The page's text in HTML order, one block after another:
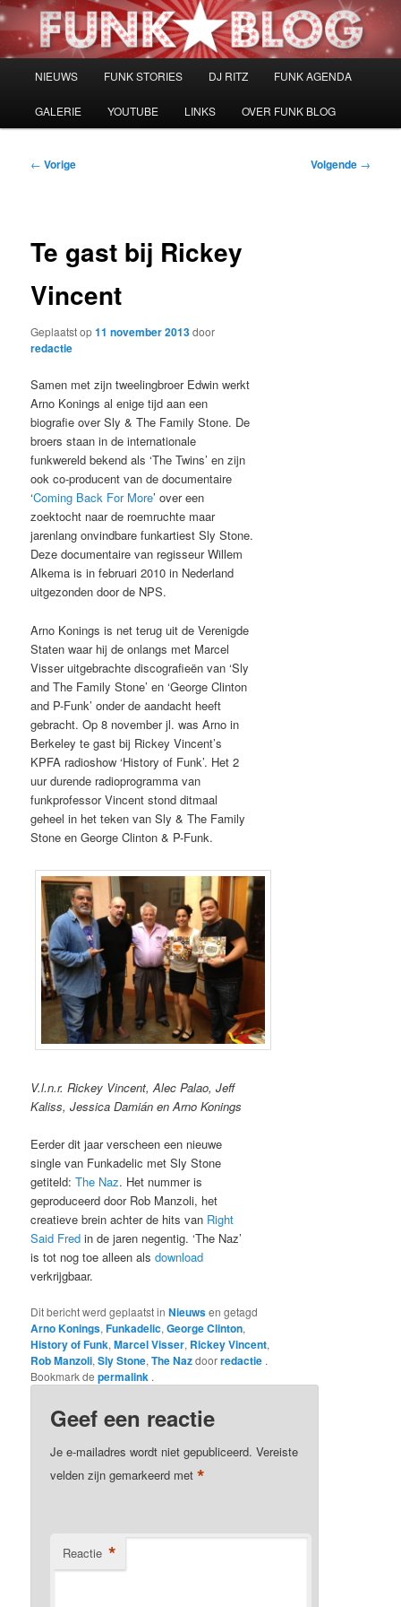
Spring
naar
NIEUWS FUNK STORIES DJ RITZ FUNK AGENDA
GALERIE YOUTUBE LINKS OVER FUNK BLOG
Bericht
← Vorige Volgende →
Te gast bij Rickey
Vincent
Geplaatst op11 november 2013door
redactie
Samen met zijn tweelingbroer Edwin werkt
Arno Konings al enige tijd aan een
biografie over Sly & The Family Stone. De
broers staan in de internationale
funkwereld bekend als ‘The Twins’ en zijn
ook co-producent van de documentaire
‘Coming Back For More’ over een
zoektocht naar de roemruchte maar
jarenlang onvindbare funkartiest Sly Stone.
Deze documentaire van regisseur Willem
Alkema is in februari 2010 in Nederland
uitgezonden door de NPS.
Arno Konings is net terug uit de Verenigde
Staten waar hij de onlangs met Marcel
Visser uitgebrachte discografieën van ‘Sly
and The Family Stone’ en ‘George Clinton
and P-Funk’ onder de aandacht heeft
gebracht. Op 8 november jl. was Arno in
Berkeley te gast bij Rickey Vincent’s
KPFA radioshow ‘History of Funk’. Het 2
uur durende radioprogramma van
funkprofessor Vincent stond ditmaal
geheel in het teken van Sly & The Family
Stone en George Clinton & P-Funk.
V.l.n.r. Rickey Vincent, Alec Palao, Jeff
Kaliss, Jessica Damián en Arno Konings
Eerder dit jaar verscheen een nieuwe
single van Funkadelic met Sly Stone
getiteld:The Naz. Het nummer is
geproduceerd door Rob Manzoli, het
creatieve brein achter de hits van Right
Said Fred in de jaren negentig. ‘The Naz’
is tot nog toe alleen alsdownload
verkrijgbaar.
Dit bericht werd geplaatst inNieuwsen getagd
Arno Konings,Funkadelic,George Clinton,
History of Funk,Marcel Visser, Rickey Vincent,
Rob Manzoli,Sly Stone,The Nazdoorredactie .
Bookmark depermalink .
Geef een reactie
Je e-mailadres wordt niet gepubliceerd. Vereiste
velden zijn gemarkeerd met*
Reactie *